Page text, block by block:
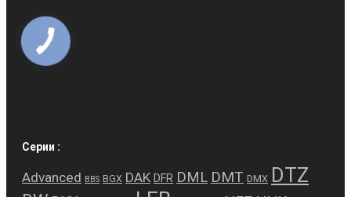
Серии :
Advanced BBS BGX DAK DFR DML DMT DMX DTZ